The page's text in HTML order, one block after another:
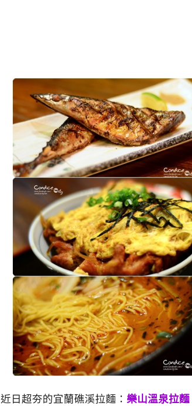
近日超夯的宜蘭礁溪拉麵： 樂山溫泉拉麵